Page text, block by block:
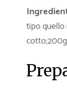
tipo quello
cotto;200g